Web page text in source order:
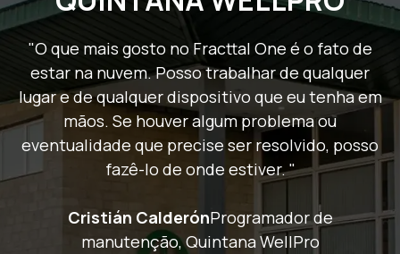
"O que mais gosto no Fracttal One é o fato de
estar na nuvem. Posso trabalhar de qualquer
lugar e de qualquer dispositivo que eu tenha em
mãos. Se houver algum problema ou
eventualidade que precise ser resolvido, posso
fazê-lo de onde estiver. "
Cristián CalderónProgramador de
manutenção, Quintana WellPro